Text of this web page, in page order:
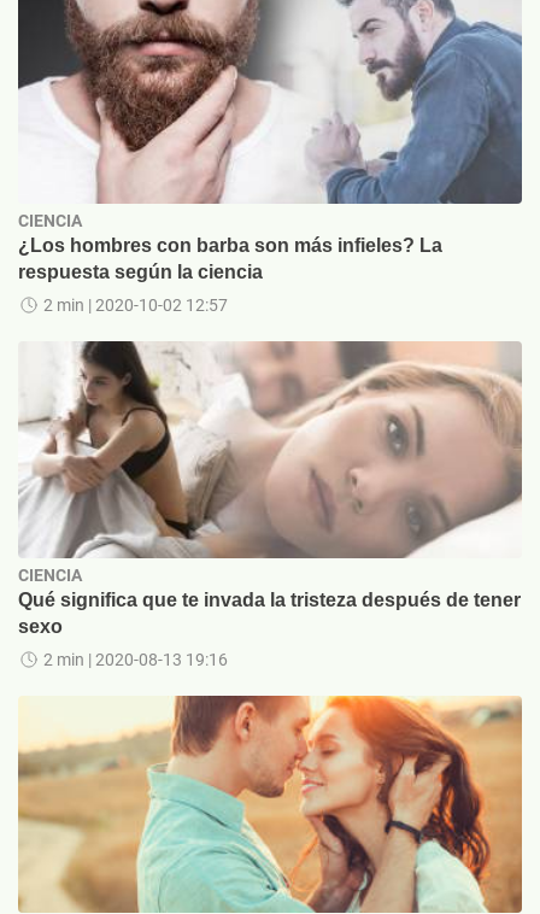
CIENCIA
¿Los hombres con barba son más infieles? La
respuesta según la ciencia
2 min | 2020-10-02 12:57
CIENCIA
Qué significa que te invada la tristeza después de tener
sexo
2 min | 2020-08-13 19:16